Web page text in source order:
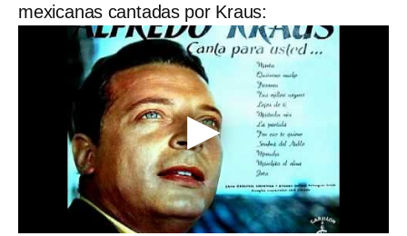
mexicanas cantadas por Kraus: